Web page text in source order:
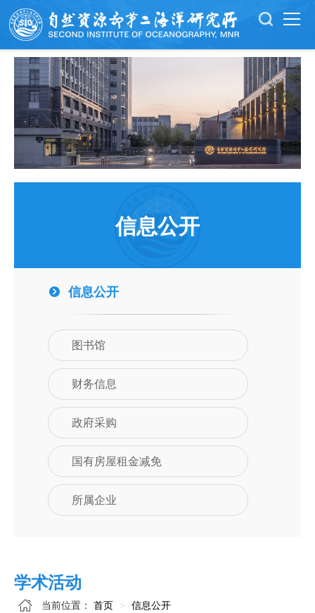
信息公开
信息公开
图书馆
财务信息
政府采购
国有房屋租金减免
所属企业
学术活动
当前位置： 首页 信息公开